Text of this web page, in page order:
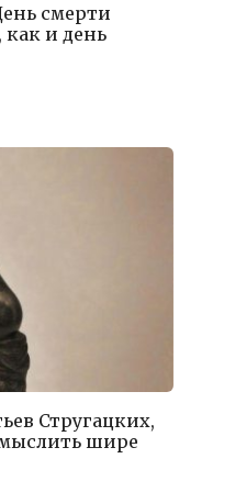
смерти
как и день
Стругацких,
шире